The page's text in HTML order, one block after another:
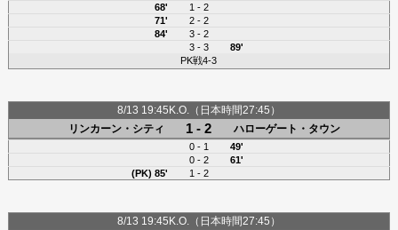
68'
1 - 2
71'
2 - 2
84'
3 - 2
3 - 3
89'
PK戦4-3
8/13 19:45K.O.（日本時間27:45）
リンカーン・シティ
1 - 2 ハローゲート・タウン
0 - 1
49'
0 - 2
61'
(PK) 85'
1 - 2
8/13 19:45K.O.（日本時間27:45）